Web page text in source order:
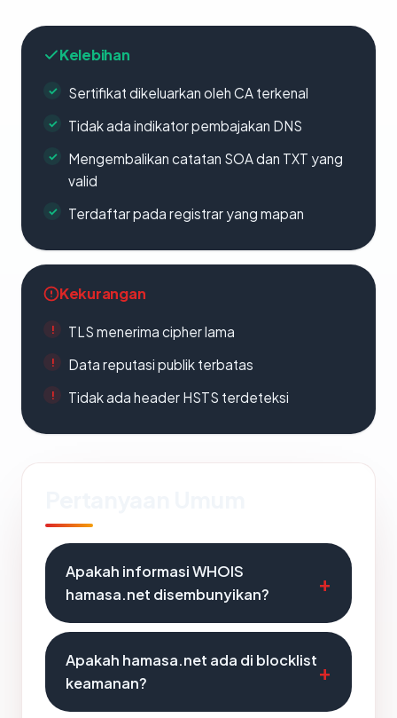
Kelebihan
Sertifikat dikeluarkan oleh CA terkenal
Tidak ada indikator pembajakan DNS
Mengembalikan catatan SOA dan TXT yang
valid
Terdaftar pada registrar yang mapan
Kekurangan
TLS menerima cipher lama
Data reputasi publik terbatas
Tidak ada header HSTS terdeteksi
Apakah informasi WHOIS
hamasa.net disembunyikan?
Apakah hamasa.net ada di blocklist
keamanan?